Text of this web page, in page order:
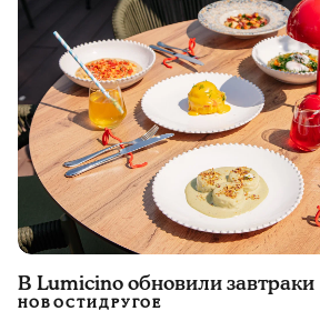
В Lumicino обновили завтраки
НОВОСТИДРУГОЕ